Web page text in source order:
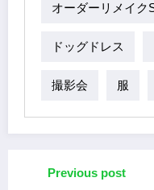
オーダーリメイク
ドッグドレス
撮影会 服
Previous post